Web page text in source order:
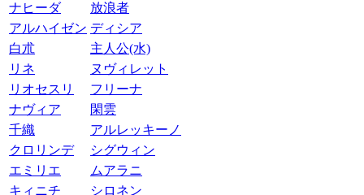
ナヒーダ
放浪者
アルハイゼン ディシア
白朮
主人公(水)
リネ
ヌヴィレット
リオセスリ
フリーナ
ナヴィア
閑雲
千織
アルレッキーノ
クロリンデ
シグウィン
エミリエ
ムアラニ
キィニチ
シロネン